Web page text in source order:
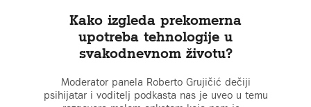
Kako izgleda prekomerna
upotreba tehnologije u
svakodnevnom životu?
Moderator panela Roberto Grujičić dečiji
psihijatar i voditelj podkasta nas je uveo u temu